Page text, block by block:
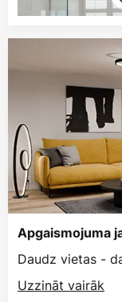
Apgaismojuma
Daudz vietas -
Uzzināt vairāk